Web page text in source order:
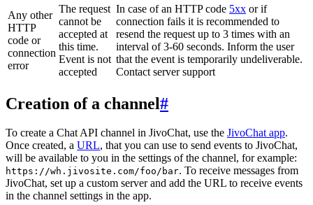
Any other
HTTP
code or
connection
error
The request
cannot be
accepted at
this time.
Event is not
accepted
In case of an HTTP code 5xx or if
connection fails it is recommended to
resend the request up to 3 times with an
interval of 3-60 seconds. Inform the user
that the event is temporarily undeliverable.
Contact server support
Creation of a channel#
To create a Chat API channel in JivoChat, use the JivoChat app.
Once created, a URL, that you can use to send events to JivoChat,
will be available to you in the settings of the channel, for example:
https://wh.jivosite.com/foo/bar. To receive messages from
JivoChat, set up a custom server and add the URL to receive events
in the channel settings in the app.